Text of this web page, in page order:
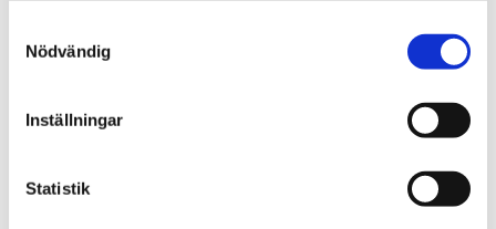
Nödvändig
Inställningar
Statistik
Les Fines Lames